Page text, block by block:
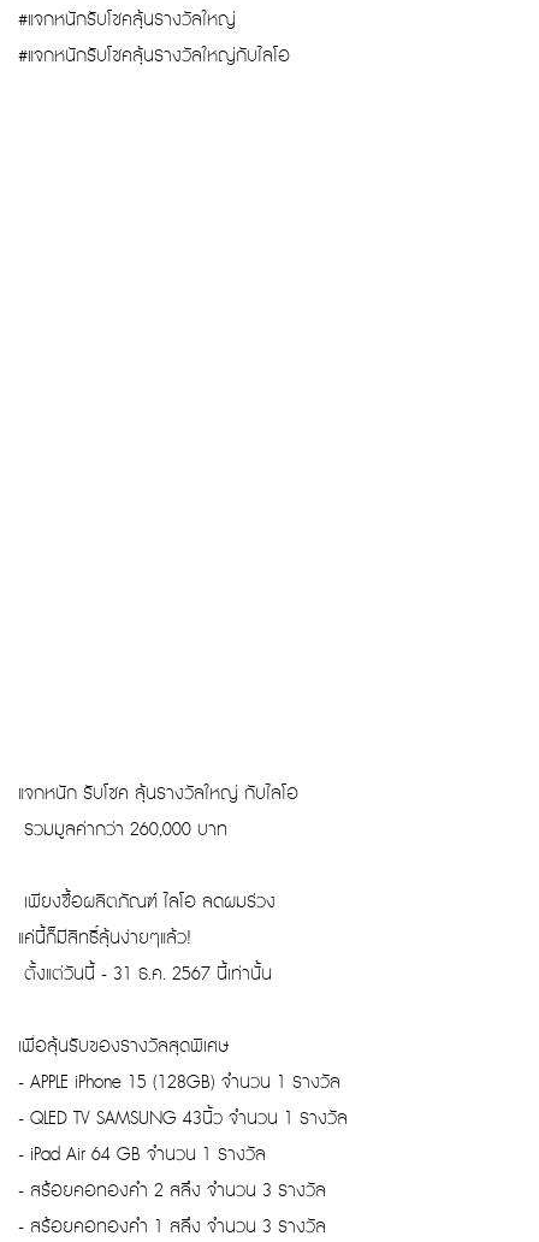
#แจกหนักรับโชคลุ้นรางวัลใหญ่
#แจกหนักรับโชคลุ้นรางวัลใหญ่กับไลโอ
แจกหนัก รับโชค ลุ้นรางวัลใหญ่ กับไลโอ
รวมมูลค่ากว่า 260,000 บาท
เพียงซื้อผลิตภัณฑ์ ไลโอ ลดผมร่วง
แค่นี้ก็มีสิทธิ์ลุ้นง่ายๆแล้ว!
ตั้งแต่วันนี้ - 31 ธ.ค. 2567 นี้เท่านั้น
เพื่อลุ้นรับของรางวัลสุดพิเศษ
- APPLE iPhone 15 (128GB) จำนวน 1 รางวัล
- QLED TV SAMSUNG 43นิ้ว จำนวน 1 รางวัล
- iPad Air 64 GB จำนวน 1 รางวัล
- สร้อยคอทองคำ 2 สลึง จำนวน 3 รางวัล
- สร้อยคอทองคำ 1 สลึง จำนวน 3 รางวัล